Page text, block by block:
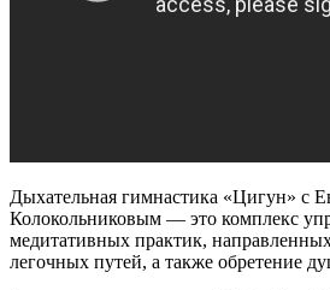
Дыхательная гимнастика «Цигун» с
Колокольниковым — это комплекс
медитативных практик,
легочных путей, а также обретение